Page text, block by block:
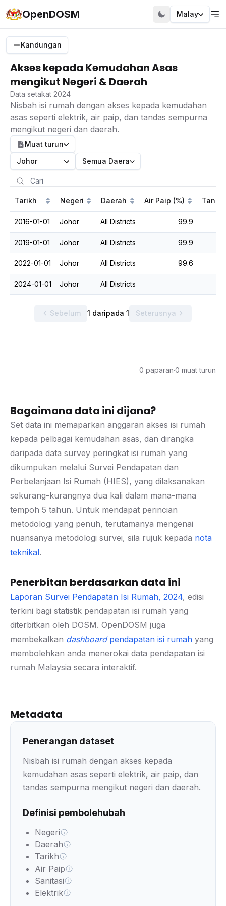
OpenDOSM Malay
Kandungan
Akses kepada Kemudahan Asas
mengikut Negeri & Daerah
Data setakat 2024
Nisbah isi rumah dengan akses kepada kemudahan
asas seperti elektrik, air paip, dan tandas sempurna
mengikut negeri dan daerah.
Muat turun
Johor
Semua Daerah
Tarikh Negeri Daerah Air Paip (%)
2016-01-01 Johor All Districts 99.9
2019-01-01 Johor All Districts 99.9
2022-01-01 Johor All Districts 99.6
2024-01-01 Johor All Districts
Sebelum 1 daripada 1 Seterusnya
0 paparan·0 muat turun
Bagaimana data ini dijana?
Set data ini memaparkan anggaran akses isi rumah
kepada pelbagai kemudahan asas, dan dirangka
daripada data survey peringkat isi rumah yang
dikumpukan melalui Survei Pendapatan dan
Perbelanjaan Isi Rumah (HIES), yang dilaksanakan
sekurang-kurangnya dua kali dalam mana-mana
tempoh 5 tahun. Untuk mendapat perincian
metodologi yang penuh, terutamanya mengenai
nuansanya metodologi survei, sila rujuk kepada nota
teknikal.
Penerbitan berdasarkan data ini
Laporan Survei Pendapatan Isi Rumah, 2024, edisi
terkini bagi statistik pendapatan isi rumah yang
diterbitkan oleh DOSM. OpenDOSM juga
membekalkan dashboardpendapatan isi rumah yang
membolehkan anda menerokai data pendapatan isi
rumah Malaysia secara interaktif.
Metadata
Penerangan dataset
Nisbah isi rumah dengan akses kepada
kemudahan asas seperti elektrik, air paip, dan
tandas sempurna mengikut negeri dan daerah.
Definisi pembolehubah
Negeri
Daerah
Tarikh
Air Paip
Sanitasi
Elektrik